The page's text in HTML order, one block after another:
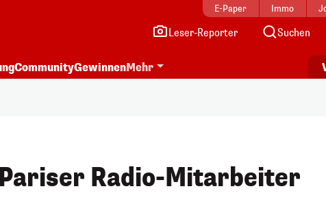
E-Paper Immo
Leser-Reporter Suchen
CommunityGewinnenMehr
Radio-Mitarbeiter